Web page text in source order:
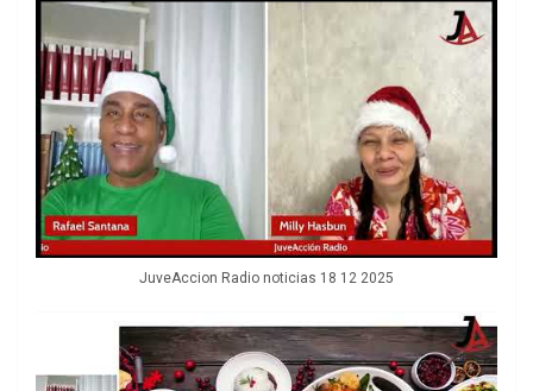
JuveAccion Radio noticias 18 12 2025